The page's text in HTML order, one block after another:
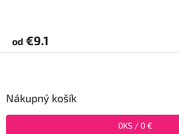
od €9.1
Nákupný košík
0KS / 0 €